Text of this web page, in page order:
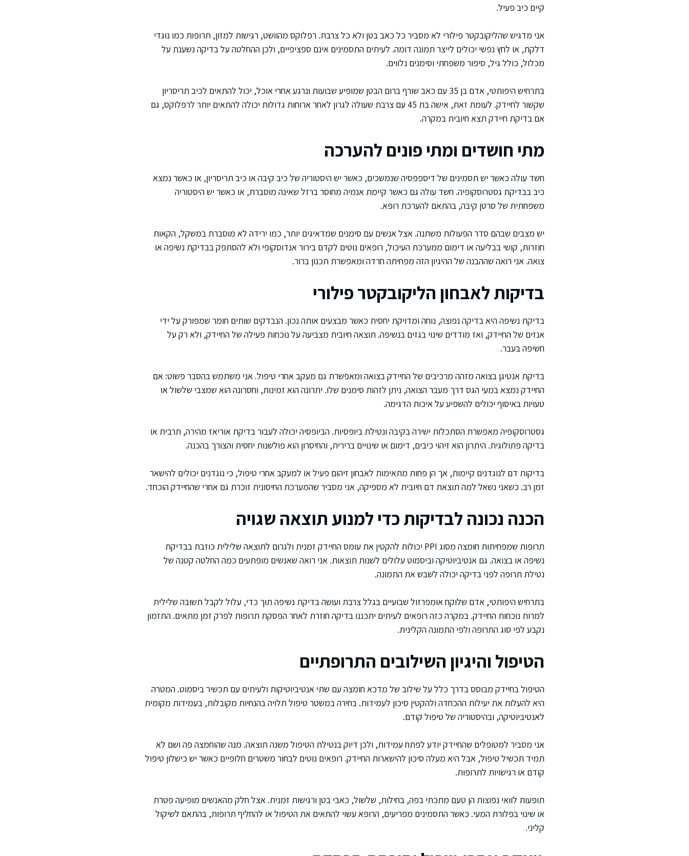
קיים כיב פעיל.
אני מדגיש שהליקובקטר פילורי לא מסביר כל כאב בטן ולא כל צרבת. רפלוקס מהוושט, רגישות למזון, תרופות כמו נוגדי
דלקת, או לחץ נפשי יכולים לייצר תמונה דומה. לעיתים התסמינים אינם ספציפיים, ולכן ההחלטה על בדיקה נשענת על
מכלול, כולל גיל, סיפור משפחתי וסימנים נלווים.
בתרחיש היפותטי, אדם בן 35 עם כאב שורף ברום הבטן שמופיע שבועות ונרגע אחרי אוכל, יכול להתאים לכיב תריסריון
שקשור לחיידק. לעומת זאת, אישה בת 45 עם צרבת שעולה לגרון לאחר ארוחות גדולות יכולה להתאים יותר לרפלוקס, גם
אם בדיקת חיידק תצא חיובית במקרה.
מתי חושדים ומתי פונים להערכה
חשד עולה כאשר יש תסמינים של דיספפסיה שנמשכים, כאשר יש היסטוריה של כיב קיבה או כיב תריסריון, או כאשר נמצא
כיב בבדיקת גסטרוסקופיה. חשד עולה גם כאשר קיימת אנמיה מחוסר ברזל שאינה מוסברת, או כאשר יש היסטוריה
משפחתית של סרטן קיבה, בהתאם להערכת רופא.
יש מצבים שבהם סדר הפעולות משתנה. אצל אנשים עם סימנים שמדאיגים יותר, כמו ירידה לא מוסברת במשקל, הקאות
חוזרות, קושי בבליעה או דימום ממערכת העיכול, רופאים נוטים לקדם בירור אנדוסקופי ולא להסתפק בבדיקת נשיפה או
צואה. אני רואה שההבנה של ההיגיון הזה מפחיתה חרדה ומאפשרת תכנון ברור.
בדיקות לאבחון הליקובקטר פילורי
בדיקת נשיפה היא בדיקה נפוצה, נוחה ומדויקת יחסית כאשר מבצעים אותה נכון. הנבדקים שותים חומר שמפורק על ידי
אנזים של החיידק, ואז מודדים שינוי בגזים בנשיפה. תוצאה חיובית מצביעה על נוכחות פעילה של החיידק, ולא רק על
חשיפה בעבר.
בדיקת אנטיגן בצואה מזהה מרכיבים של החיידק בצואה ומאפשרת גם מעקב אחרי טיפול. אני משתמש בהסבר פשוט: אם
החיידק נמצא במעי הגס דרך מעבר הצואה, ניתן לזהות סימנים שלו. יתרונה הוא זמינות, וחסרונה הוא שמצבי שלשול או
טעויות באיסוף יכולים להשפיע על איכות הדגימה.
גסטרוסקופיה מאפשרת הסתכלות ישירה בקיבה ונטילת ביופסיות. הביופסיה יכולה לעבור בדיקת אוריאז מהירה, תרבית או
בדיקה פתולוגית. היתרון הוא זיהוי כיבים, דימום או שינויים ברירית, והחיסרון הוא פולשנות יחסית והצורך בהכנה.
בדיקות דם לנוגדנים קיימות, אך הן פחות מתאימות לאבחון זיהום פעיל או למעקב אחרי טיפול, כי נוגדנים יכולים להישאר
זמן רב. כשאני נשאל למה תוצאת דם חיובית לא מספיקה, אני מסביר שהמערכת החיסונית זוכרת גם אחרי שהחיידק הוכחד.
הכנה נכונה לבדיקות כדי למנוע תוצאה שגויה
תרופות שמפחיתות חומצה מסוג PPI יכולות להקטין את עומס החיידק זמנית ולגרום לתוצאה שלילית כוזבת בבדיקת
נשיפה או בצואה. גם אנטיביוטיקה וביסמוט עלולים לשנות תוצאות. אני רואה שאנשים מופתעים כמה החלטה קטנה של
נטילת תרופה לפני בדיקה יכולה לשבש את התמונה.
בתרחיש היפותטי, אדם שלוקח אומפרזול שבועיים בגלל צרבת ועושה בדיקת נשיפה תוך כדי, עלול לקבל תשובה שלילית
למרות נוכחות החיידק. במקרה כזה רופאים לעיתים יתכננו בדיקה חוזרת לאחר הפסקת תרופות לפרק זמן מתאים. התזמון
נקבע לפי סוג התרופה ולפי התמונה הקלינית.
הטיפול והיגיון השילובים התרופתיים
הטיפול בחיידק מבוסס בדרך כלל על שילוב של מדכא חומצה עם שתי אנטיביוטיקות ולעיתים עם תכשיר ביסמוט. המטרה
היא להעלות את יעילות ההכחדה ולהקטין סיכון לעמידות. בחירה במשטר טיפול תלויה בהנחיות מקובלות, בעמידות מקומית
לאנטיביוטיקה, ובהיסטוריה של טיפול קודם.
אני מסביר למטופלים שהחיידק יודע לפתח עמידות, ולכן דיוק בנטילת הטיפול משנה תוצאה. מנה שהוחמצה פה ושם לא
תמיד תכשיל טיפול, אבל היא מעלה סיכון להישארות החיידק. רופאים נוטים לבחור משטרים חלופיים כאשר יש כישלון טיפול
קודם או רגישויות לתרופות.
תופעות לוואי נפוצות הן טעם מתכתי בפה, בחילות, שלשול, כאבי בטן ורגישות זמנית. אצל חלק מהאנשים מופיעה פטרת
או שינוי בפלורת המעי. כאשר התסמינים מפריעים, הרופא עשוי להתאים את הטיפול או להחליף תרופות, בהתאם לשיקול
קליני.